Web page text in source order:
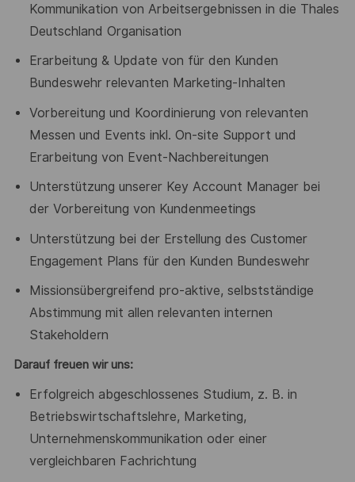
Kommunikation von Arbeitsergebnissen in die Thales
Deutschland Organisation
Erarbeitung & Update von für den Kunden
Bundeswehr relevanten Marketing-Inhalten
Vorbereitung und Koordinierung von relevanten
Messen und Events inkl. On-site Support und
Erarbeitung von Event-Nachbereitungen
Unterstützung unserer Key Account Manager bei
der Vorbereitung von Kundenmeetings
Unterstützung bei der Erstellung des Customer
Engagement Plans für den Kunden Bundeswehr
Missionsübergreifend pro-aktive, selbstständige
Abstimmung mit allen relevanten internen
Stakeholdern
Darauf freuen wir uns:
Erfolgreich abgeschlossenes Studium, z. B. in
Betriebswirtschaftslehre, Marketing,
Unternehmenskommunikation oder einer
vergleichbaren Fachrichtung